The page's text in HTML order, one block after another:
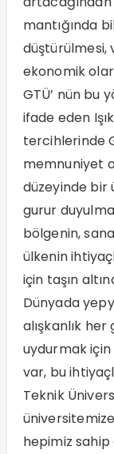
mantığında
düştürülmesi,
ekonomik
GTÜ’ nün bu
ifade eden
tercihlerinde
memnuniyet
düzeyinde bir
gurur
bölgenin,
ülkenin
için taşın
Dünyada
alışkanlık
uydurmak
var, bu
Teknik
hepimiz sahip